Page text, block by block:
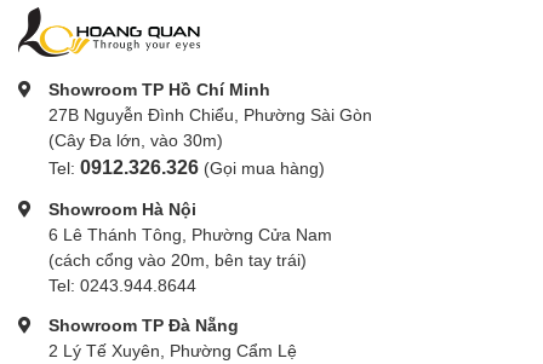
Showroom TP Hồ Chí Minh
27B Nguyễn Đình Chiểu, Phường Sài Gòn
(Cây Đa lớn, vào 30m)
Tel: 0912.326.326 (Gọi mua hàng)
Showroom Hà Nội
6 Lê Thánh Tông, Phường Cửa Nam
(cách cổng vào 20m, bên tay trái)
Tel: 0243.944.8644
Showroom TP Đà Nẵng
2 Lý Tế Xuyên, Phường Cẩm Lệ